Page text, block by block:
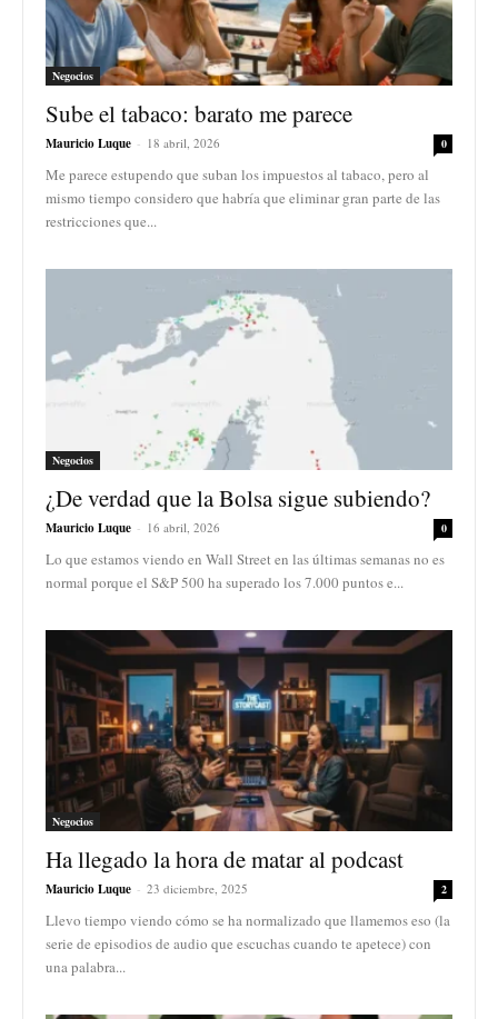
Negocios
Sube el tabaco: barato me parece
Mauricio Luque - 18 abril, 2026 0
Me parece estupendo que suban los impuestos al tabaco, pero al
mismo tiempo considero que habría que eliminar gran parte de las
restricciones que...
Negocios
¿De verdad que la Bolsa sigue subiendo?
Mauricio Luque - 16 abril, 2026 0
Lo que estamos viendo en Wall Street en las últimas semanas no es
normal porque el S&P 500 ha superado los 7.000 puntos e...
Negocios
Ha llegado la hora de matar al podcast
Mauricio Luque - 23 diciembre, 2025 2
Llevo tiempo viendo cómo se ha normalizado que llamemos eso (la
serie de episodios de audio que escuchas cuando te apetece) con
una palabra...